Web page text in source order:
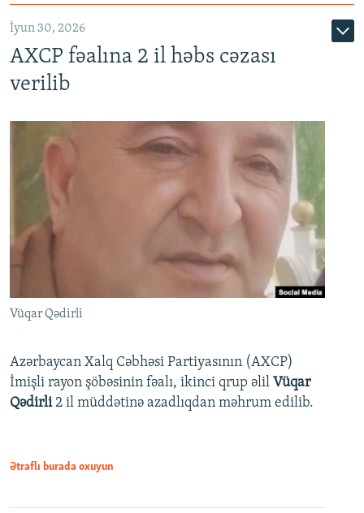
İyun 30, 2026
AXCP fəalına 2 il həbs cəzası
verilib
Vüqar Qədirli
Azərbaycan Xalq Cəbhəsi Partiyasının (AXCP)
İmişli rayon şöbəsinin fəalı, ikinci qrup əlil Vüqar
Qədirli2 il müddətinə azadlıqdan məhrum edilib.
Ətraflı burada oxuyun